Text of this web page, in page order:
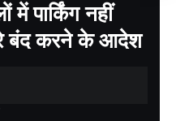
UTTARAKHAND>NANITAL
पार्किंग नहीं
बंद करने के आदेश